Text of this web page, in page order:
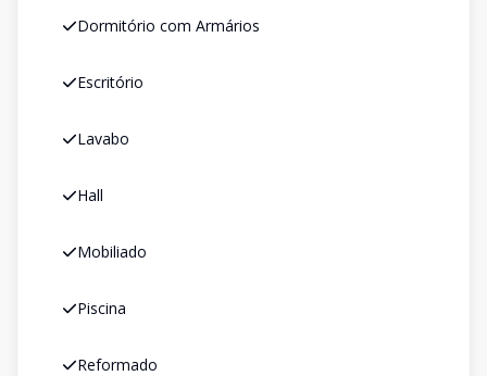
Dormitório com Armários
Escritório
Lavabo
Hall
Mobiliado
Piscina
Reformado